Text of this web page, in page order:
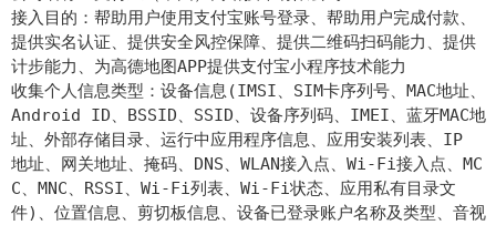
接入目的：帮助用户使用支付宝账号登录、帮助用户完成付款、
提供实名认证、提供安全风控保障、提供二维码扫码能力、提供
计步能力、为高德地图APP提供支付宝小程序技术能力
收集个人信息类型：设备信息(IMSI、SIM卡序列号、MAC地址、
Android ID、BSSID、SSID、设备序列码、IMEI、蓝牙MAC地
址、外部存储目录、运行中应用程序信息、应用安装列表、IP
地址、网关地址、掩码、DNS、WLAN接入点、Wi-Fi接入点、MC
C、MNC、RSSI、Wi-Fi列表、Wi-Fi状态、应用私有目录文
件)、位置信息、剪切板信息、设备已登录账户名称及类型、音视